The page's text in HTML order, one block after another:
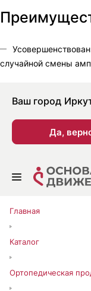
случайной смены
Ваш город
Да,
Главная
Каталог
Ортопедическая